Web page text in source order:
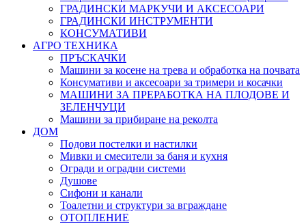
ГРАДИНСКИ МАРКУЧИ И АКСЕСОАРИ
ГРАДИНСКИ ИНСТРУМЕНТИ
КОНСУМАТИВИ
АГРО ТЕХНИКА
ПРЪСКАЧКИ
Машини за косене на трева и обработка на почвата
Консумативи и аксесоари за тримери и косачки
МАШИНИ ЗА ПРЕРАБОТКА НА ПЛОДОВЕ И
ЗЕЛЕНЧУЦИ
Машини за прибиране на реколта
ДОМ
Подови постелки и настилки
Мивки и смесители за баня и кухня
Огради и оградни системи
Душове
Сифони и канали
Тоалетни и структури за вграждане
ОТОПЛЕНИЕ